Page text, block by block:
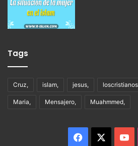
Tags
Cruz, islam, jesus,
Maria, Mensajero, Muahmmed,
Facebook